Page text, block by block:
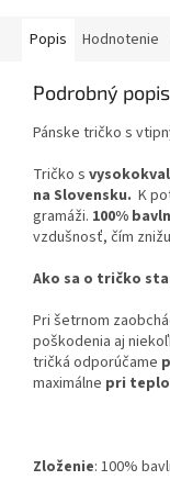
Popis Hodnotenie
Podrobný popis
Pánske tričko s
Tričko s
na Slovensku. K
gramáži. 100%
vzdušnosť, čím
Ako sa o tričko
Pri šetrnom
poškodenia aj
tričká odporúčame
maximálne pri
Zloženie: 100%